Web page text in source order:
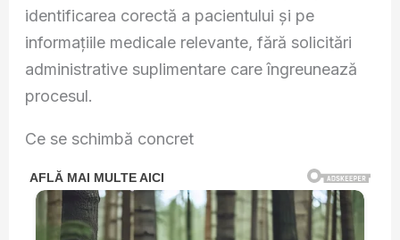
identificarea corectă a pacientului și pe
informațiile medicale relevante, fără solicitări
administrative suplimentare care îngreunează
procesul.
Ce se schimbă concret